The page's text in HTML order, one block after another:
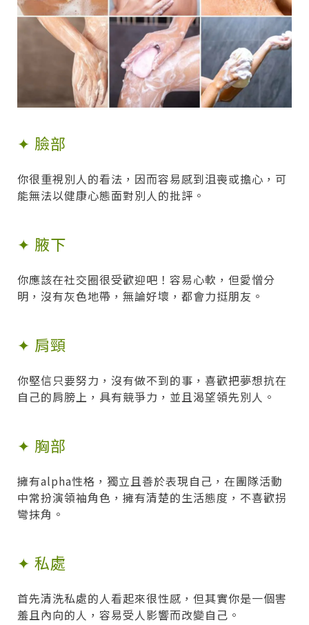
✦ 臉部
你很重視別人的看法，因而容易感到沮喪或擔心，可
能無法以健康心態面對別人的批評。
✦ 腋下
你應該在社交圈很受歡迎吧！容易心軟，但愛憎分
明，沒有灰色地帶，無論好壞，都會力挺朋友。
✦ 肩頸
你堅信只要努力，沒有做不到的事，喜歡把夢想抗在
自己的肩膀上，具有競爭力，並且渴望領先別人。
✦ 胸部
擁有alpha性格，獨立且善於表現自己，在團隊活動
中常扮演領袖角色，擁有清楚的生活態度，不喜歡拐
彎抹角。
✦ 私處
首先清洗私處的人看起來很性感，但其實你是一個害
羞且內向的人，容易受人影響而改變自己。